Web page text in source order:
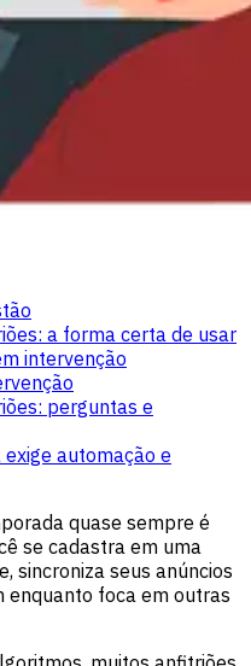
a forma certa de usar
intervenção
perguntas e
automação e
quase sempre é
se cadastra em uma
sincroniza seus anúncios
enquanto foca em outras